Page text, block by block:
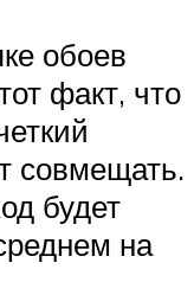
обоев
факт, что
совмещать.
будет
на